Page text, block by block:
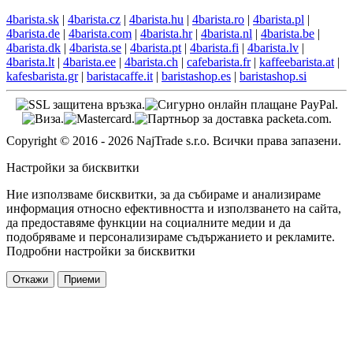
4barista.sk | 4barista.cz | 4barista.hu | 4barista.ro | 4barista.pl |
4barista.de | 4barista.com | 4barista.hr| 4barista.nl | 4barista.be |
4barista.dk | 4barista.se | 4barista.pt | 4barista.fi | 4barista.lv |
4barista.lt | 4barista.ee | 4barista.ch | cafebarista.fr| kaffeebarista.at |
kafesbarista.gr| baristacaffe.it | baristashop.es | baristashop.si
Copyright © 2016 - 2026 NajTrade s.r.o. Всички права запазени.
Настройки за бисквитки
Ние използваме бисквитки, за да събираме и анализираме
информация относно ефективността и използването на сайта,
да предоставяме функции на социалните медии и да
подобряваме и персонализираме съдържанието и рекламите.
Подробни настройки за бисквитки
Откажи Приеми